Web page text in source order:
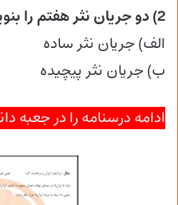
2) دو جریان نثر هفتم را بنویسید؟
الف) جریان نثر ساده
ب) جریان نثر پیچیده
ادامه درسنامه را در جعبه